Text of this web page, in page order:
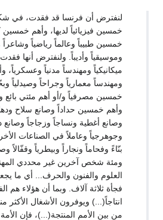
لنفترض أن فرنسا قد فقدت، في
خمسين فيزيائياً لديها، وأهم خمسين
خمسين طبيباً وعالماً رياضياً وشاعراً
وموسيقياً وأديباً. ولنفترض أنها
ميكانيكياً ومهندساً مدنياً
ومهندساً معمارياً وجراحاً وصيدلياً
خمسين مصرفياً و/أو أهم مئتي بائع
وأهم خمسين حداداً وصانع سلاح
وصانع أغطية ونساجاً وزجاجاً وصانع
وجوهرجياً وعاملاً في الصناعات
بنّاءً وفحاماً ونجاراً وبيطرياً وقفّالاً
ومئة شخص آخرين غير محددي
العلوم والفنون والحرف... أي ما
فجأة ثلاثة آلاف. وبما أن هؤلاء هم
انتاجاً(...) ويوفرون الأشغال الأكثر
من بين الأمم المنتجة(...)، فإن